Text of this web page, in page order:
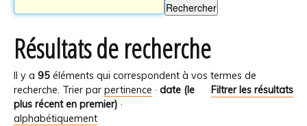
Résultats de recherche
Il y a 95 éléments qui correspondent à vos termes de
recherche.
Filtrer les résultats
Trier par pertinence · date (le
plus récent en premier) ·
alphabétiquement